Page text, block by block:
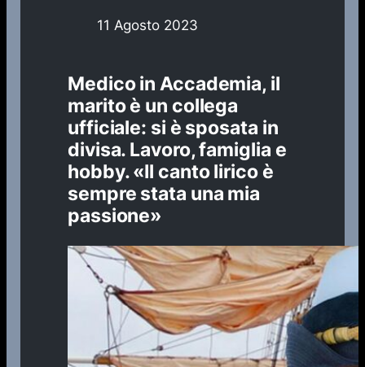
11 Agosto 2023
Medico in Accademia, il
marito è un collega
ufficiale: si è sposata in
divisa. Lavoro, famiglia e
hobby. «Il canto lirico è
sempre stata una mia
passione»